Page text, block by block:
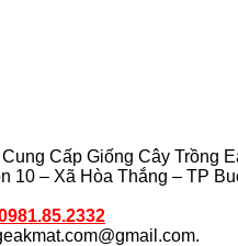
Cung Cấp Giống Cây Trồng
10 – Xã Hòa Thắng – TP
.